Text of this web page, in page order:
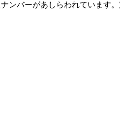
ンバーがあしらわれています